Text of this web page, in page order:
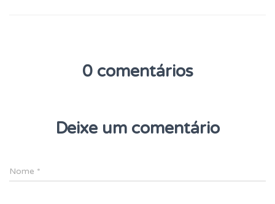
0 comentários
Deixe um comentário
Nome *